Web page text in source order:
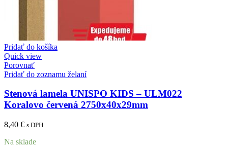
Pridať do košíka
Quick view
Porovnať
Pridať do zoznamu želaní
Stenová lamela UNISPO KIDS – ULM022
Koralovo červená 2750x40x29mm
8,40 € s DPH
Na sklade